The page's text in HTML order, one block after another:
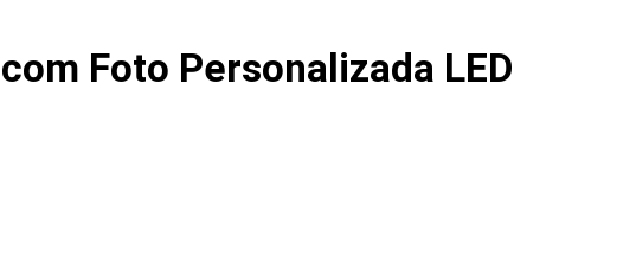
Foto Personalizada LED